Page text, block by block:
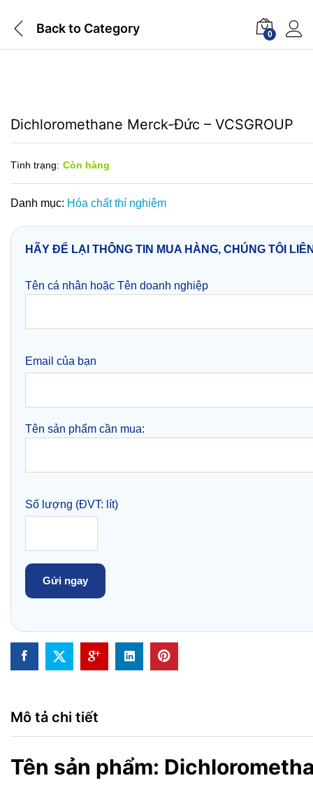
Back to Category 0
Dichloromethane Merck-Đức – VCSGROUP
Tình trạng: Còn hàng
Danh mục: Hóa chất thí nghiệm
HÃY ĐỂ LẠI THÔNG TIN MUA HÀNG, CHÚNG TÔI
Tên cá nhân hoặc Tên doanh nghiệp
Email của bạn
Tên sản phẩm cần mua:
Số lượng (ĐVT: lít)
Mô tả chi tiết
Tên sản phẩm: